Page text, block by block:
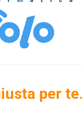
per te.